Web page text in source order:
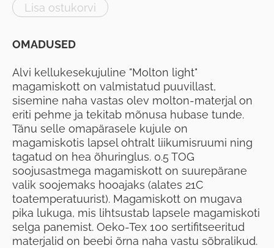
Lisa ostukorvi
OMADUSED
Alvi kellukesekujuline "Molton light"
magamiskott on valmistatud puuvillast,
sisemine naha vastas olev molton-materjal on
eriti pehme ja tekitab mõnusa hubase tunde.
Tänu selle omapärasele kujule on
magamiskotis lapsel ohtralt liikumisruumi ning
tagatud on hea õhuringlus. 0.5 TOG
soojusastmega magamiskott on suurepärane
valik soojemaks hooajaks (alates 21C
toatemperatuurist). Magamiskott on mugava
pika lukuga, mis lihtsustab lapsele magamiskoti
selga panemist. Oeko-Tex 100 sertifitseeritud
materjalid on beebi õrna naha vastu sõbralikud.